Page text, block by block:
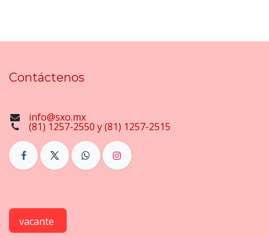
Contáctenos
info@sxo.mx
(81) 1257-2550 y (81) 1257-2515
vacante